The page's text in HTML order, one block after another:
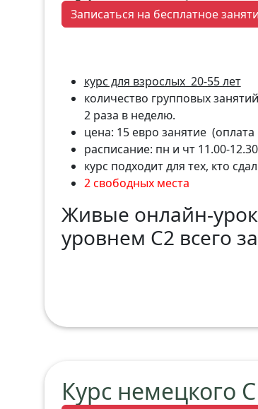
Записаться на бесплатное
курс для взрослых 20-55 лет
количество групповых
2 раза в неделю.
цена: 15 евро занятие
расписание: пн и чт 11.00-
курс подходит для тех, кто
2 свободных места
Живые онлайн-
уровнем С2 всего
Курс немецкого